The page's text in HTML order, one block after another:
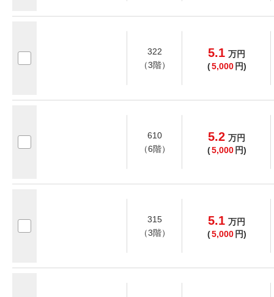
322
（3階）
5.1 万円
(5,000 円)
610
（6階）
5.2 万円
(5,000 円)
315
（3階）
5.1 万円
(5,000 円)